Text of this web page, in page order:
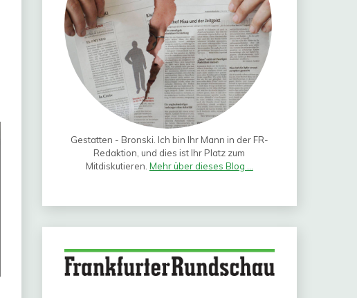
Gestatten - Bronski. Ich bin Ihr Mann in der FR-
Redaktion, und dies ist Ihr Platz zum
Mitdiskutieren. Mehr über dieses Blog ...